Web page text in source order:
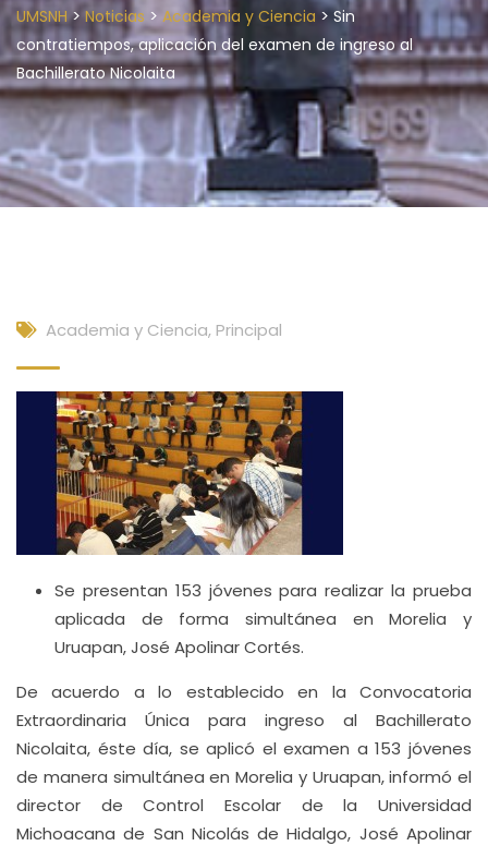
UMSNH> Noticias > Academia y Ciencia >Sin
contratiempos, aplicación del examen de ingreso al
Bachillerato Nicolaita
Academia y Ciencia, Principal
Se presentan 153 jóvenes para realizar la prueba
aplicada de forma simultánea en Morelia y
Uruapan, José Apolinar Cortés.
De acuerdo a lo establecido en la Convocatoria
Extraordinaria Única para ingreso al Bachillerato
Nicolaita, éste día, se aplicó el examen a 153 jóvenes
de manera simultánea en Morelia y Uruapan, informó el
director de Control Escolar de la Universidad
Michoacana de San Nicolás de Hidalgo, José Apolinar